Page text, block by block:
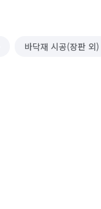
바닥재 시공(장판 외)